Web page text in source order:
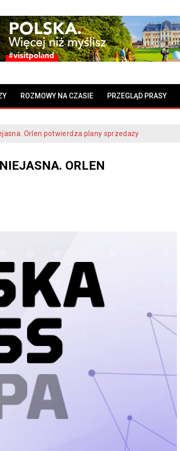
ROZMOWY NA CZASIE PRZEGLĄD PRASY
Orlen potwierdza plany sprzedaży
ORLEN